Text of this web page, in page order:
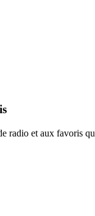
radio et aux favoris